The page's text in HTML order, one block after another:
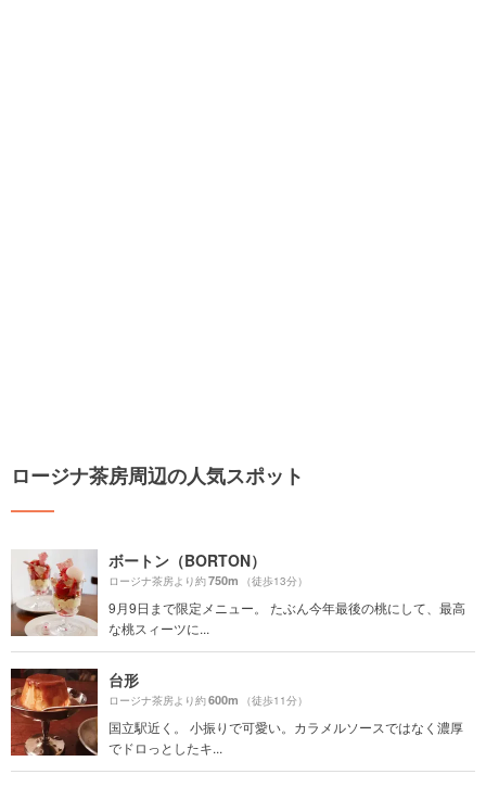
ロージナ茶房周辺の人気スポット
ボートン（BORTON）
ロージナ茶房より約750m （徒歩13分）
9月9日まで限定メニュー。 たぶん今年最後の桃にして、最高
な桃スィーツに...
台形
ロージナ茶房より約600m （徒歩11分）
国立駅近く。 小振りで可愛い。カラメルソースではなく濃厚
でドロっとしたキ...